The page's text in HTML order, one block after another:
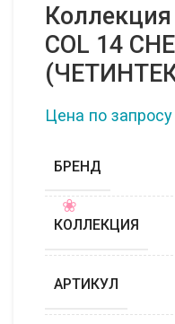
COL 14
Цена по запросу
БРЕНД
КОЛЛЕКЦИЯ
АРТИКУЛ